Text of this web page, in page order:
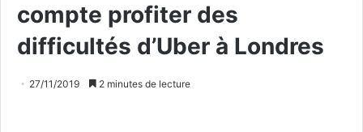
compte profiter des
difficultés d’Uber à Londres
27/11/2019 2 minutes de lecture